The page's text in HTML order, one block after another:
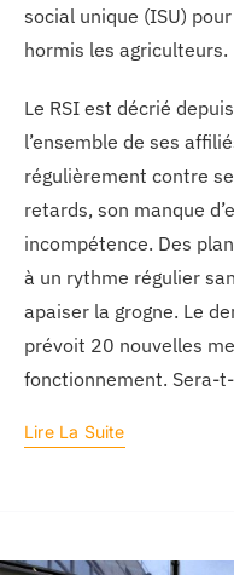
social unique (ISU)
hormis les agriculteurs.
Le RSI est décrié
l’ensemble de ses
régulièrement contre
retards, son manque
incompétence. Des
à un rythme régulier
apaiser la grogne. Le
prévoit 20 nouvelles
fonctionnement. Sera-
Lire La Suite